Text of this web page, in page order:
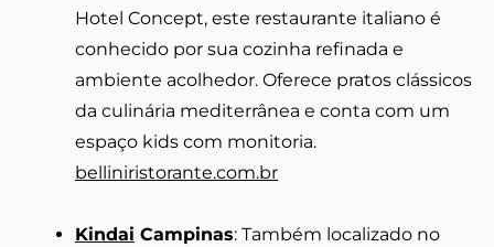
Hotel Concept, este restaurante italiano é
conhecido por sua cozinha refinada e
ambiente acolhedor. Oferece pratos clássicos
da culinária mediterrânea e conta com um
espaço kids com monitoria.
belliniristorante.com.br
Kindai Campinas: Também localizado no